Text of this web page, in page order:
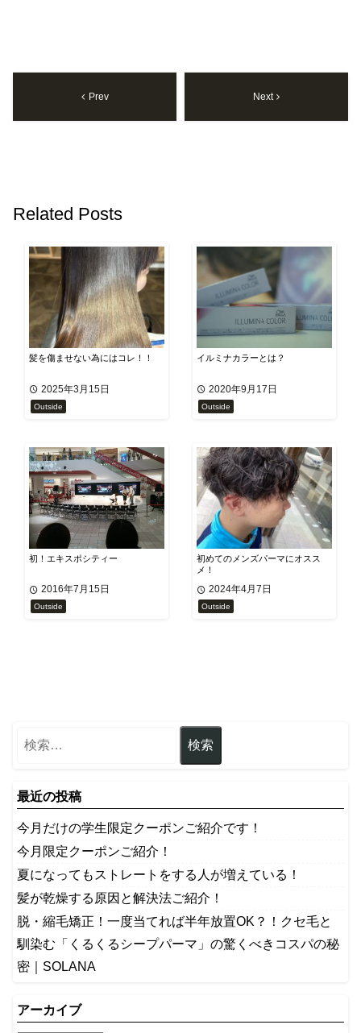
Prev Next
Related Posts
髪を傷ませない為にはコレ！！
2025年3月15日
Outside
イルミナカラーとは？
2020年9月17日
Outside
初！エキスポシティー
2016年7月15日
Outside
初めてのメンズパーマにオスス
メ！
2024年4月7日
Outside
最近の投稿
今月だけの学生限定クーポンご紹介です！
今月限定クーポンご紹介！
夏になってもストレートをする人が増えている！
髪が乾燥する原因と解決法ご紹介！
脱・縮毛矯正！一度当てれば半年放置OK？！クセ毛と
馴染む「くるくるシープパーマ」の驚くべきコスパの秘
密｜SOLANA
アーカイブ